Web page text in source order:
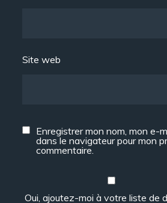
Site web
Enregistrer mon nom, mon e-
dans le navigateur pour mon
commentaire.
Oui, ajoutez-moi à votre liste de